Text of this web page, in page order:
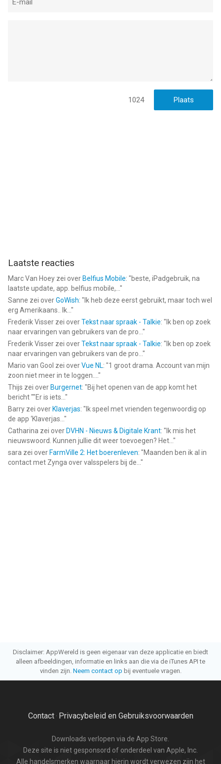
1024
Laatste reacties
Marc Van Hoey zei over Belfius Mobile: "beste, iPadgebruik, na
laatste update, app. belfius mobile,... "
Sanne zei overGoWish: " Ik heb deze eerst gebruikt, maar toch wel
erg Amerikaans.. Ik... "
Frederik Visser zei overTekst naar spraak - Talkie: " Ik ben op zoek
naar ervaringen van gebruikers van de pro... "
Frederik Visser zei overTekst naar spraak - Talkie: " Ik ben op zoek
naar ervaringen van gebruikers van de pro... "
Mario van Gool zei overVue NL: "1 groot drama. Account van mijn
zoon niet meer in te loggen.... "
Thijs zei over Burgernet: "Bij het openen van de app komt het
bericht ""Er is iets... "
Barry zei over Klaverjas: " Ik speel met vrienden tegenwoordig op
de app ‘Klaverjas... "
Catharina zei over DVHN - Nieuws & Digitale Krant: " Ik mis het
nieuwswoord. Kunnen jullie dit weer toevoegen? Het... "
sara zei over FarmVille 2: Het boerenleven: "Maanden ben ik al in
contact met Zynga over valsspelers bij de... "
Disclaimer: AppWereld is geen eigenaar van deze applicatie en biedt
alleen afbeeldingen, informatie en links aan die via de iTunes API te
vinden zijn. Neem contact op bij eventuele vragen.
Contact· Privacybeleid en Gebruiksvoorwaarden
Downloads verlopen via de App Store.
Deze site is niet gesponsord of onderdeel van Apple, Inc.
Alle handelsmerken waarnaar hierin wordt verwezen zijn het